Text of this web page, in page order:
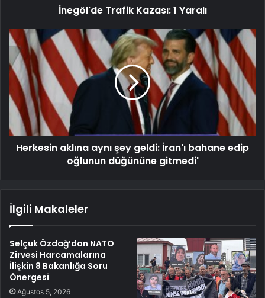
İnegöl'de Trafik Kazası: 1 Yaralı
Herkesin aklına aynı şey geldi: İran'ı bahane edip
oğlunun düğününe gitmedi'
İlgili Makaleler
Selçuk Özdağ’dan NATO
Zirvesi Harcamalarına
İlişkin 8 Bakanlığa Soru
Önergesi
Ağustos 5, 2026